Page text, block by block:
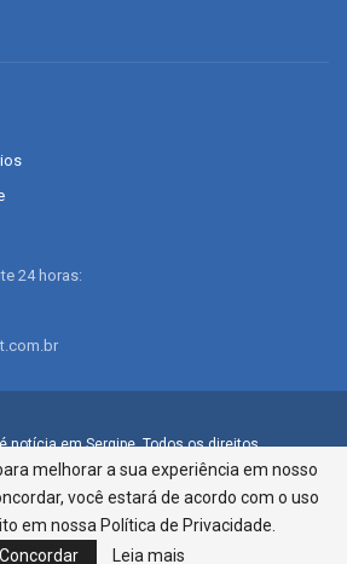
24 horas:
notícia em Sergipe. Todos os direitos
reservados.
Silveira 276, Bairro São José |
030, Fone: 79.2106.8000 - CI Centro de
Informações LTDA
melhorar a sua experiência em nosso
você estará de acordo com o uso
em nossa Política de Privacidade.
Concordar
Leia mais